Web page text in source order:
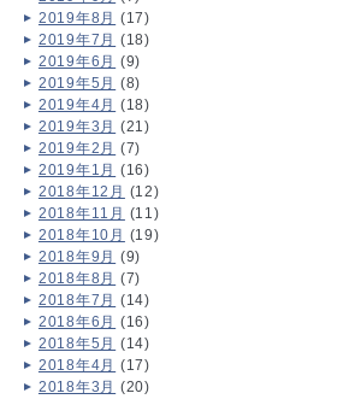
2019年8月 (17)
2019年7月 (18)
2019年6月 (9)
2019年5月 (8)
2019年4月 (18)
2019年3月 (21)
2019年2月 (7)
2019年1月 (16)
2018年12月 (12)
2018年11月 (11)
2018年10月 (19)
2018年9月 (9)
2018年8月 (7)
2018年7月 (14)
2018年6月 (16)
2018年5月 (14)
2018年4月 (17)
2018年3月 (20)